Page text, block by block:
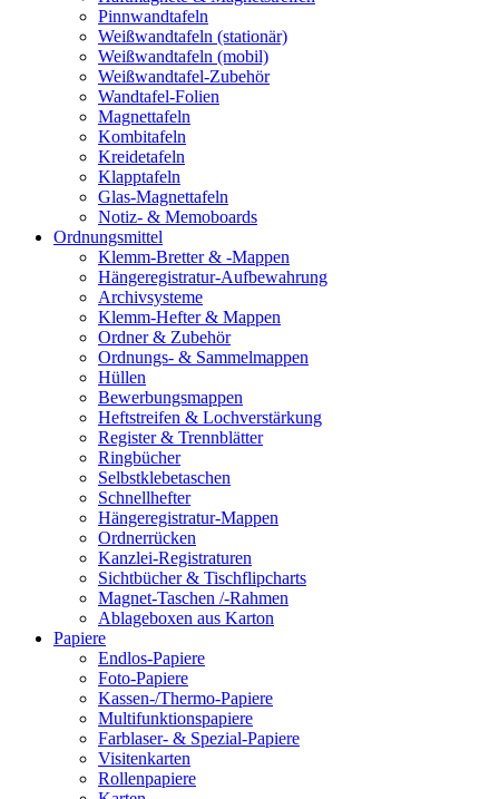
Pinnwandtafeln
Weißwandtafeln (stationär)
Weißwandtafeln (mobil)
Weißwandtafel-Zubehör
Wandtafel-Folien
Magnettafeln
Kombitafeln
Kreidetafeln
Klapptafeln
Glas-Magnettafeln
Notiz- & Memoboards
Ordnungsmittel
Klemm-Bretter & -Mappen
Hängeregistratur-Aufbewahrung
Archivsysteme
Klemm-Hefter & Mappen
Ordner & Zubehör
Ordnungs- & Sammelmappen
Hüllen
Bewerbungsmappen
Heftstreifen & Lochverstärkung
Register & Trennblätter
Ringbücher
Selbstklebetaschen
Schnellhefter
Hängeregistratur-Mappen
Ordnerrücken
Kanzlei-Registraturen
Sichtbücher & Tischflipcharts
Magnet-Taschen /-Rahmen
Ablageboxen aus Karton
Papiere
Endlos-Papiere
Foto-Papiere
Kassen-/Thermo-Papiere
Multifunktionspapiere
Farblaser- & Spezial-Papiere
Visitenkarten
Rollenpapiere